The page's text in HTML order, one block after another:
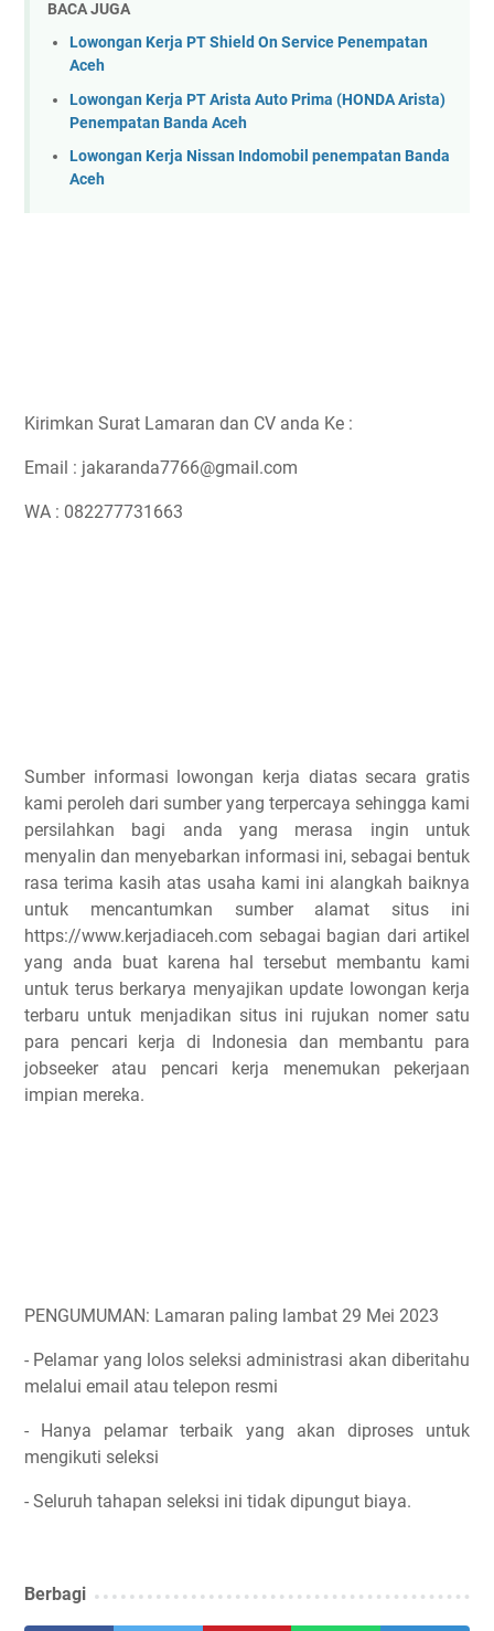
BACA JUGA
Lowongan Kerja PT Shield On Service Penempatan
Aceh
Lowongan Kerja PT Arista Auto Prima (HONDA Arista)
Penempatan Banda Aceh
Lowongan Kerja Nissan Indomobil penempatan Banda
Aceh
Kirimkan Surat Lamaran dan CV anda Ke :
Email : jakaranda7766@gmail.com
WA : 082277731663
Sumber informasi lowongan kerja diatas secara gratis
kami peroleh dari sumber yang terpercaya sehingga kami
persilahkan bagi anda yang merasa ingin untuk
menyalin dan menyebarkan informasi ini, sebagai bentuk
rasa terima kasih atas usaha kami ini alangkah baiknya
untuk mencantumkan sumber alamat situs ini
https://www.kerjadiaceh.com sebagai bagian dari artikel
yang anda buat karena hal tersebut membantu kami
untuk terus berkarya menyajikan update lowongan kerja
terbaru untuk menjadikan situs ini rujukan nomer satu
para pencari kerja di Indonesia dan membantu para
jobseeker atau pencari kerja menemukan pekerjaan
impian mereka.
PENGUMUMAN: Lamaran paling lambat 29 Mei 2023
- Pelamar yang lolos seleksi administrasi akan diberitahu
melalui email atau telepon resmi
- Hanya pelamar terbaik yang akan diproses untuk
mengikuti seleksi
- Seluruh tahapan seleksi ini tidak dipungut biaya.
Berbagi